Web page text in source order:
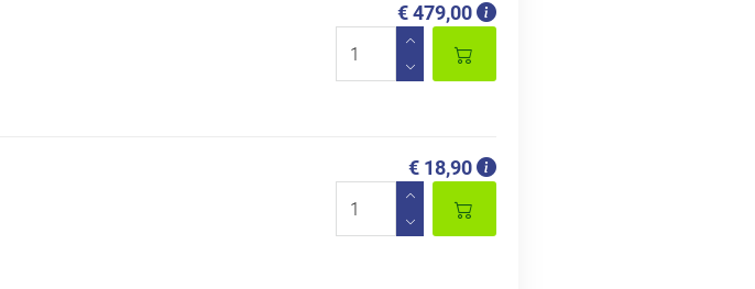
€ 479,00
€ 18,90